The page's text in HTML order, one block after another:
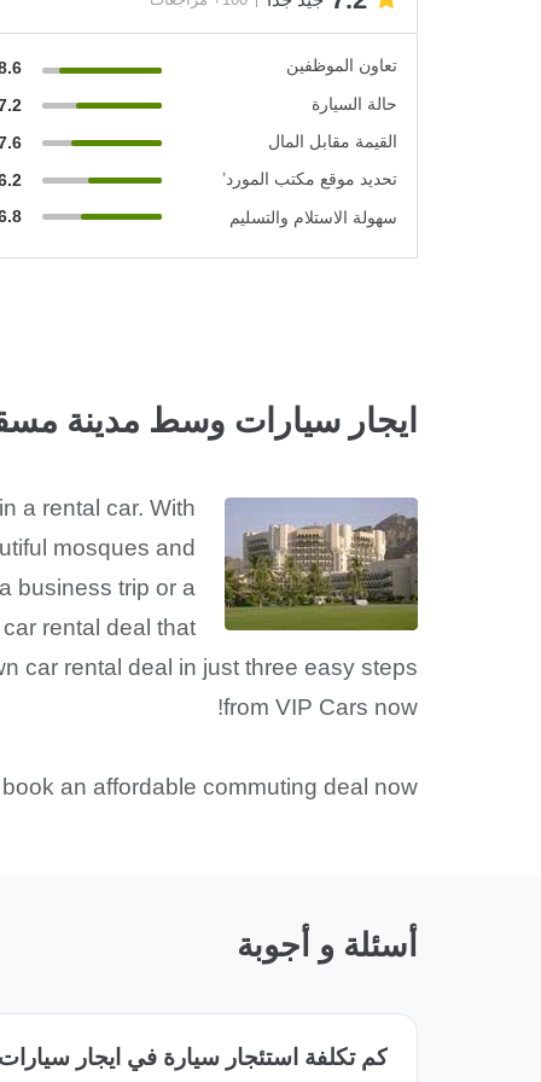
تعاون الموظفين
حالة السيارة
القيمة مقابل المال
تحديد موقع مكتب المورد’
سهولة الاستلام والتسليم
ايجار سيارات وسط مدينة
a rental car. With
mosques and
business trip or a
rental deal that
car rental deal in just three easy steps
from VIP Cars now!
an affordable commuting deal now!
أسئلة و أجوبة
كم تكلفة استئجار سيارة في ايجار